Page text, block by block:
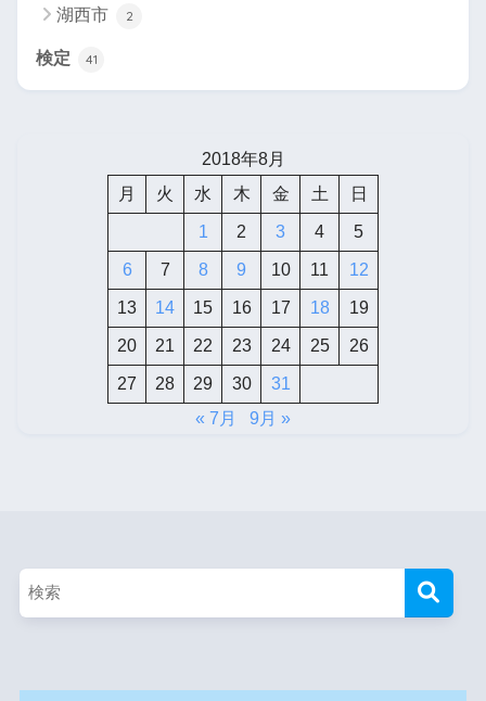
湖西市 2
検定 41
2018年8月
月
火 水 木 金 土 日
1 2 3 4 5
6 7 8 9 10 11 12
13 14 15 16 17 18 19
20 21 22 23 24 25 26
27 28 29 30
31
« 7月
9月 »